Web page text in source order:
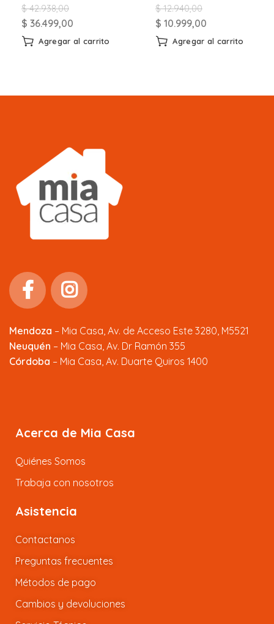
$42.938,00
$ 36.499,00
Agregar al carrito
$12.940,00
$ 10.999,00
Agregar al carrito
Mendoza – Mia Casa, Av. de Acceso Este 3280, M5521
Neuquén – Mia Casa, Av. Dr Ramón 355
Córdoba – Mia Casa, Av. Duarte Quiros 1400
Acerca de Mia Casa
Quiénes Somos
Trabaja con nosotros
Asistencia
Contactanos
Preguntas frecuentes
Métodos de pago
Cambios y devoluciones